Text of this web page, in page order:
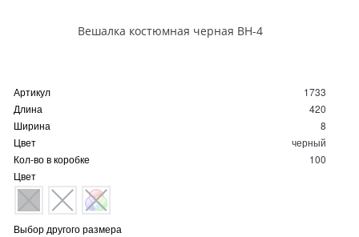
Вешалка костюмная черная ВН-4
Артикул
1733
Длина
420
Ширина
8
Цвет
черный
Кол-во в коробке
100
Цвет
Выбор другого размера